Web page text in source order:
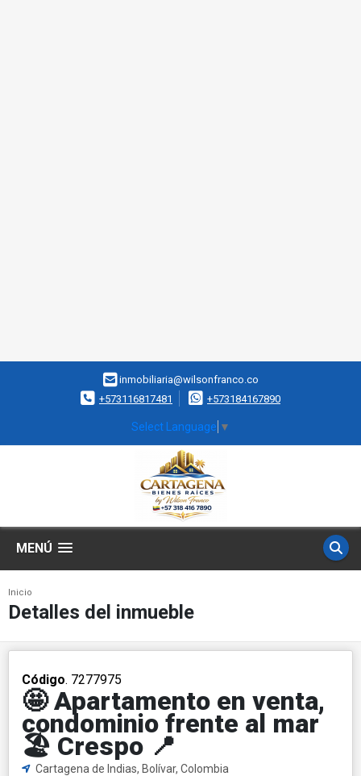
inmobiliaria@wilsonfranco.co
+573116817481
+573184167890
Select Language ▼
MENÚ
Inicio
Detalles del inmueble
Código. 7277975
🤩 Apartamento en venta,
condominio frente al mar
🏖️ Crespo 📍
Cartagena de Indias, Bolívar, Colombia